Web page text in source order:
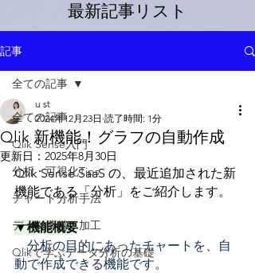
最新記事リスト
記事
全ての記事
Qlik Sense入門
分析・可視化Tips
チャート分析手法
データ準備・加工
Qlikで学ぶデータ分析の基礎
全ての記事
Qlik 新機能！グラフの自動作成
u st
2024年12月23日 読了時間: 1分
更新日： 2025年8月30日
Qlik Sense SaaS の、最近追加された新
機能である「分析」をご紹介します。
▼機能概要
分析の目的にあったチャートを、自
動で作成できる機能です。